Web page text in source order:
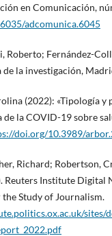
en Comunicación,
adcomunica.6045
Roberto; Fernández-
de la investigación,
(2022): «Tipología y
de la COVID-19 sobre
doi.org/10.3989/
Richard; Robertson,
Reuters Institute Digital
Study of Journalism.
sites/